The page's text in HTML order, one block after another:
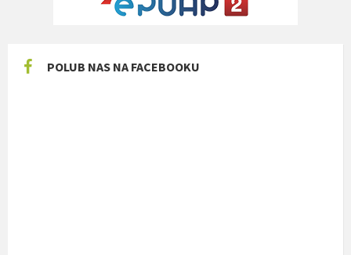
POLUB NAS NA FACEBOOKU